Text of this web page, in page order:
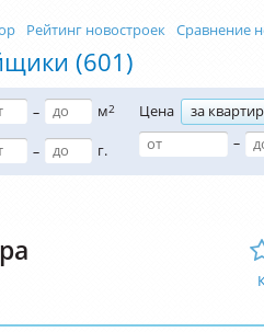
(601)
Рейтинг новостроек Сравнение
– м2
– г.
Цена
за
–